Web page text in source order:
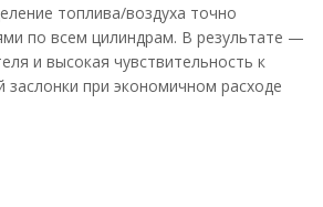
топлива/воздуха точно
по всем цилиндрам. В результате —
и высокая чувствительность к
заслонки при экономичном расходе